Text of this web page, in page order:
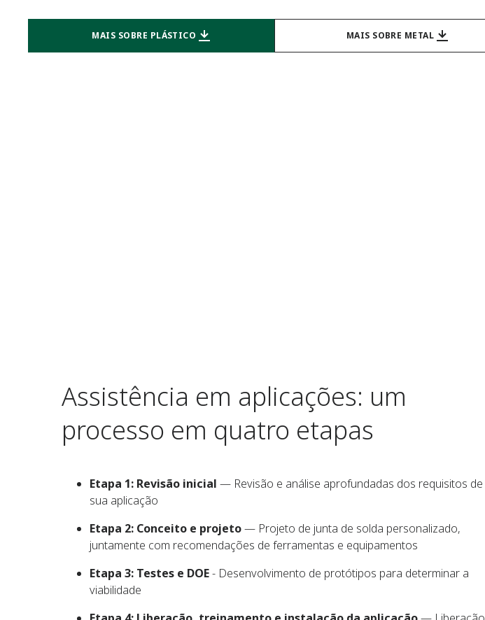
MAIS SOBRE PLÁSTICO MAIS SOBRE METAL
Assistência em aplicações: um
processo em quatro etapas
Etapa 1: Revisão inicial — Revisão e análise aprofundadas dos requisitos de
sua aplicação
Etapa 2: Conceito e projeto— Projeto de junta de solda personalizado,
juntamente com recomendações de ferramentas e equipamentos
Etapa 3: Testes e DOE- Desenvolvimento de protótipos para determinar a
viabilidade